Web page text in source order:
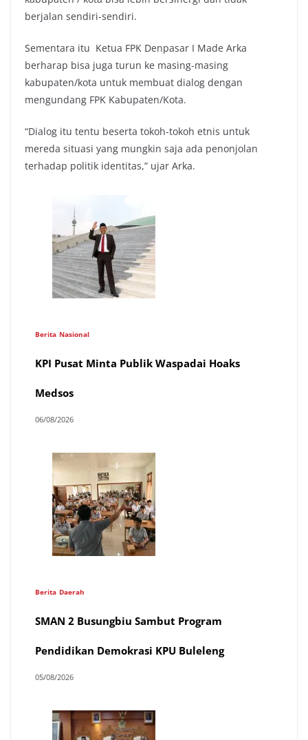
berjalan sendiri-sendiri.
Sementara itu Ketua FPK Denpasar I Made Arka
berharap bisa juga turun ke masing-masing
kabupaten/kota untuk membuat dialog dengan
mengundang FPK Kabupaten/Kota.
“Dialog itu tentu beserta tokoh-tokoh etnis untuk
mereda situasi yang mungkin saja ada penonjolan
terhadap politik identitas,” ujar Arka.
Berita Nasional
KPI Pusat Minta Publik Waspadai Hoaks
Medsos
06/08/2026
Berita Daerah
SMAN 2 Busungbiu Sambut Program
Pendidikan Demokrasi KPU Buleleng
05/08/2026